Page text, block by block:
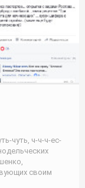
чуть, ч-ч-ч-ес-
своим